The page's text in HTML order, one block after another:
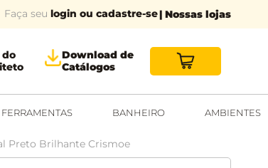
login ou cadastre-se| Nossas lojas
do
Download de
Catálogos
BANHEIRO AMBIENTES
Preto Brilhante Crismoe